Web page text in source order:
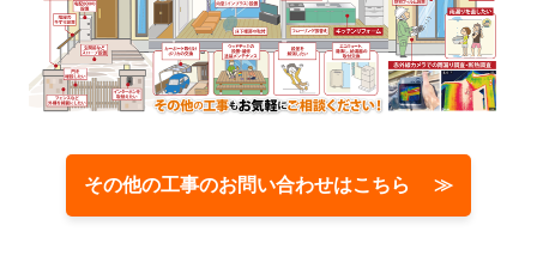
その他の工事のお問い合わせはこちら ≫